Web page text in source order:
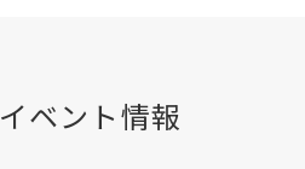
イベント情報